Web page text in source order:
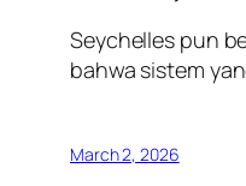
Seychelles pun
bahwa sistem
March 2, 2026